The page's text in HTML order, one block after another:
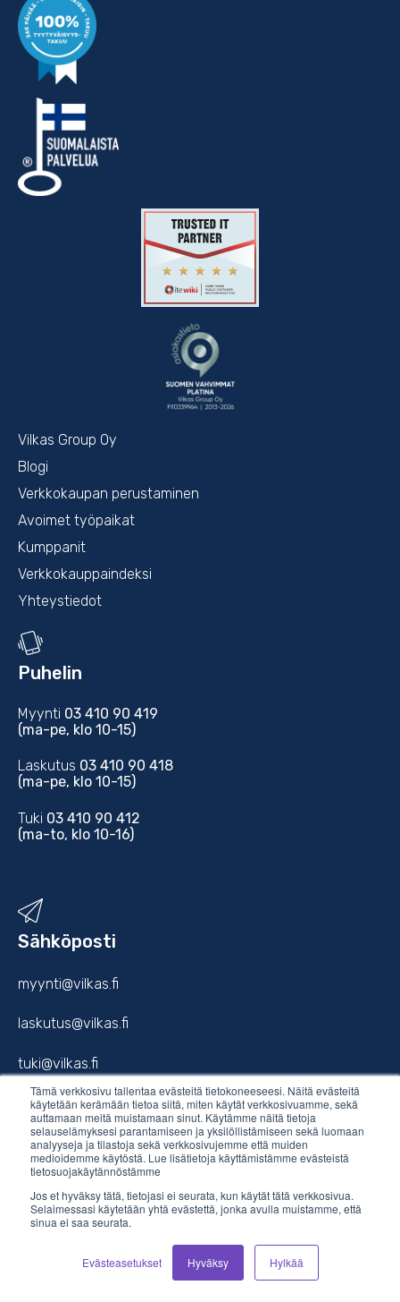
Tämä verkkosivu tallentaa evästeitä tietokoneeseesi. Näitä evästeitä
käytetään kerämään tietoa siitä, miten käytät verkkosivuamme, sekä
auttamaan meitä muistamaan sinut. Käytämme näitä tietoja
selauselämyksesi parantamiseen ja yksilöllistämiseen sekä luomaan
analyyseja ja tilastoja sekä verkkosivujemme että muiden
medioidemme käytöstä. Lue lisätietoja käyttämistämme evästeistä
tietosuojakäytännöstämme
Jos et hyväksy tätä, tietojasi ei seurata, kun käytät tätä verkkosivua.
Selaimessasi käytetään yhtä evästettä, jonka avulla muistamme, että
sinua ei saa seurata.
Evästeasetukset Hyväksy Hylkää
Vilkas Group Oy
Blogi
Verkkokaupan perustaminen
Avoimet työpaikat
Kumppanit
Verkkokauppaindeksi
Yhteystiedot
Puhelin
Myynti 03 410 90 419
(ma-pe, klo 10-15)
Laskutus 03 410 90 418
(ma-pe, klo 10-15)
Tuki 03 410 90 412
(ma-to, klo 10-16)
Sähköposti
myynti@vilkas.fi
laskutus@vilkas.fi
tuki@vilkas.fi
markkinointi@vilkas.fi
etunimi.sukunimi@vilkas.fi